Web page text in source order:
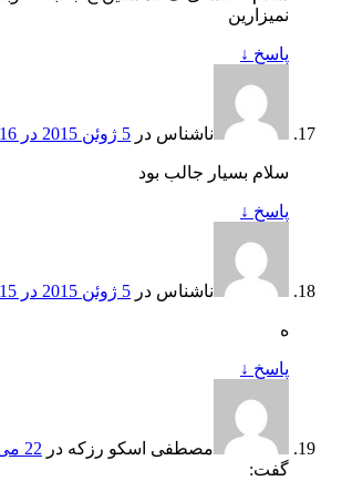
نمیزارین
پاسخ ↓
ناشناس در 5 ژوئن 2015 در 23:16
سلام بسیار جالب بود
پاسخ ↓
ناشناس در 5 ژوئن 2015 در 23:15
ه
پاسخ ↓
مصطفی اسکو رزکه در 22 می 2015 در 22:38
گفت: